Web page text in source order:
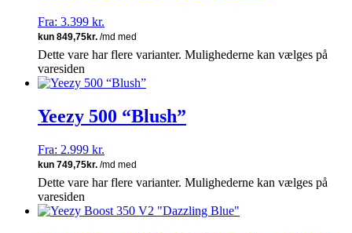
Fra: 3.399 kr.
Dette vare har flere varianter. Mulighederne kan vælges på
varesiden
Yeezy 500 “Blush”
Fra: 2.999 kr.
Dette vare har flere varianter. Mulighederne kan vælges på
varesiden